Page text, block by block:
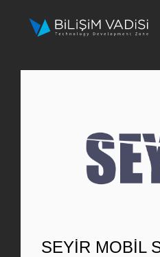
SEYIR MOBIL